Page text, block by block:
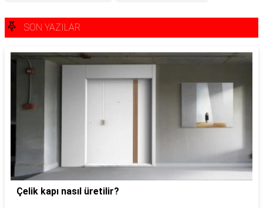
SON YAZILAR
Çelik kapı nasıl üretilir?